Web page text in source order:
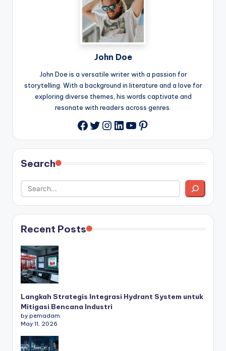
John Doe
John Doe is a versatile writer with a passion for
storytelling. With a background in literature and a love for
exploring diverse themes, his words captivate and
resonate with readers across genres.
Facebook
Twitter
Instagram
LinkedIn
YouTube
Pinterest
Search
Recent Posts
Langkah Strategis Integrasi Hydrant System untuk
Mitigasi Bencana Industri
by pemadam
May 11, 2026